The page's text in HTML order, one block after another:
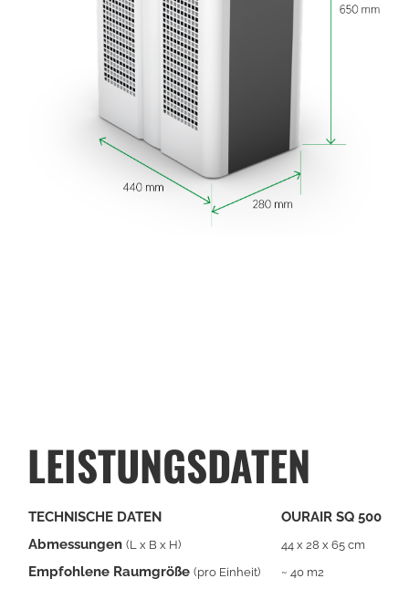
LEISTUNGSDATEN
TECHNISCHE DATEN
OURAIR SQ 500
Abmessungen (L x B x H) 44 x 28 x 65 cm
Empfohlene Raumgröße (pro Einheit) ~ 40 m2